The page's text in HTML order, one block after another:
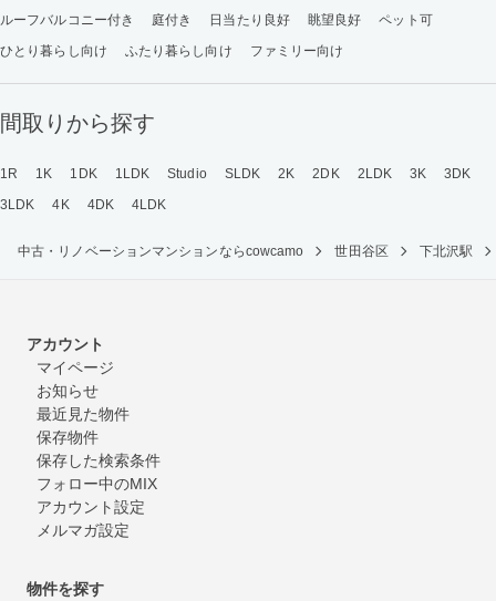
ルーフバルコニー付き 庭付き 日当たり良好 眺望良好
ペット可
ひとり暮らし向け
ふたり暮らし向け ファミリー向け
間取りから探す
1R 1K 1DK 1LDK Studio SLDK 2K 2DK 2LDK 3K
3DK
3LDK
4K 4DK 4LDK
中古・リノベーションマンションならcowcamo 世田谷区 下北沢駅
アカウント
マイページ
お知らせ
最近見た物件
保存物件
保存した検索条件
フォロー中のMIX
アカウント設定
メルマガ設定
物件を探す